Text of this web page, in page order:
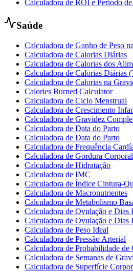
Calculadora de ROI e Período
Saúde
Calculadora de Ganho de Peso
Calculadora de Calorias Diárias
Calculadora de Calorias dos
Calculadora de Calorias Diárias
Calculadora de Calorias na
Calories Burned Calculator
Calculadora de Ciclo Menstrual
Calculadora de Crescimento
Calculadora de Gravidez
Calculadora de Data do Parto
Calculadora de Data do Parto
Calculadora de Frequência
Calculadora de Gordura Corporal
Calculadora de Hidratação
Calculadora de IMC
Calculadora de Índice Cintura-
Calculadora de Macronutrientes
Calculadora de Metabolismo
Calculadora de Ovulação e Dias
Calculadora de Ovulação e Dias
Calculadora de Peso Ideal
Calculadora de Pressão Arterial
Calculadora de Probabilidade de
Calculadora de Semanas de
Calculadora de Superfície